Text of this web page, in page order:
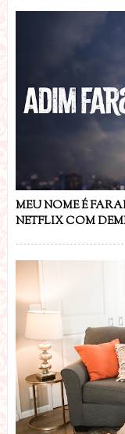
MEU NOME É
NETFLIX COM